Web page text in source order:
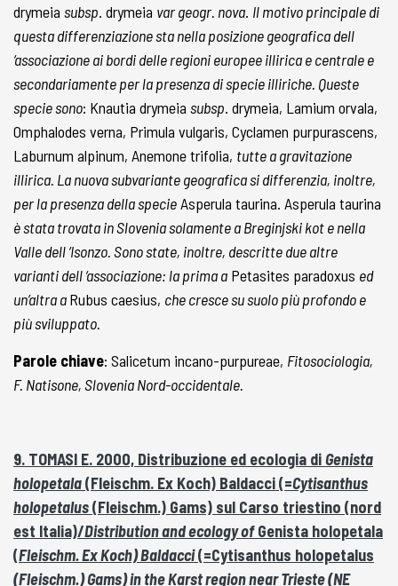
drymeia subsp. drymeia var geogr. nova. Il motivo principale di
questa differenziazione sta nella posizione geografica dell
‘associazione ai bordi delle regioni europee illirica e centrale e
secondariamente per la presenza di specie illiriche. Queste
specie sono: Knautia drymeia subsp. drymeia, Lamium orvala,
Omphalodes verna, Primula vulgaris, Cyclamen purpurascens,
Laburnum alpinum, Anemone trifolia, tutte a gravitazione
illirica. La nuova subvariante geografica si differenzia, inoltre,
per la presenza della specieAsperula taurina. Asperula taurina
è stata trovata in Slovenia solamente a Breginjski kot e nella
Valle dell ‘Isonzo. Sono state, inoltre, descritte due altre
varianti dell ‘associazione: la prima a Petasites paradoxus ed
un’altra aRubus caesius, che cresce su suolo più profondo e
più sviluppato.
Parole chiave: Salicetum incano-purpureae, Fitosociologia,
F. Natisone, Slovenia Nord-occidentale.
9. TOMASI E. 2000, Distribuzione ed ecologia diGenista
holopetala(Fleischm. Ex Koch) Baldacci (=Cytisanthus
holopetalus(Fleischm.) Gams) sul Carso triestino (nord
est Italia)/Distribution and ecology ofGenista holopetala
(Fleischm. Ex Koch) Baldacci(=Cytisanthus holopetalus
(Fleischm.) Gams) in the Karst region near Trieste (NE